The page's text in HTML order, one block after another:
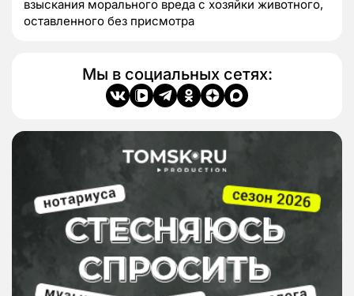
взыскания морального вреда с хозяйки животного,
оставленного без присмотра
Мы в социальных сетях: